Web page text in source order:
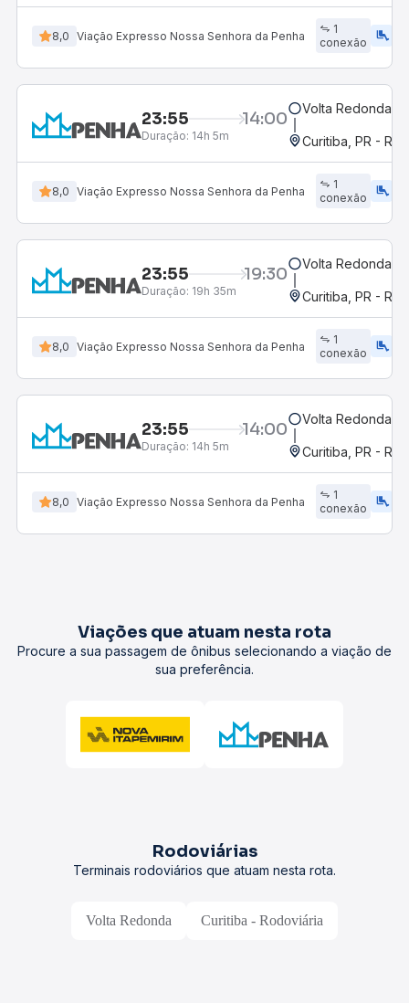
8,0 Viação Expresso Nossa Senhora da Penha
1
conexão
airline_seat_legroom_extra
23:55 14:00
Duração: 14h 5m
Volta Redonda,
Curitiba, PR -
8,0 Viação Expresso Nossa Senhora da Penha
1
conexão
airline_seat_legroom_extra
23:55 19:30
Duração: 19h 35m
Volta Redonda,
Curitiba, PR -
8,0 Viação Expresso Nossa Senhora da Penha
1
conexão
airline_seat_legroom_extra
23:55 14:00
Duração: 14h 5m
Volta Redonda,
Curitiba, PR -
8,0 Viação Expresso Nossa Senhora da Penha
1
conexão
airline_seat_legroom_extra
Viações que atuam nesta rota
Procure a sua passagem de ônibus selecionando a viação de
sua preferência.
Rodoviárias
Terminais rodoviários que atuam nesta rota.
Volta Redonda Curitiba - Rodoviária